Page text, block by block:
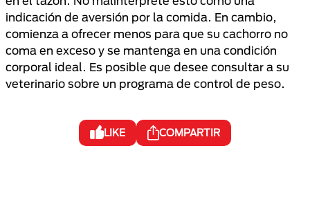
indicación de aversión por la comida. En cambio,
comienza a ofrecer menos para que su cachorro no
coma en exceso y se mantenga en una condición
corporal ideal. Es posible que desee consultar a su
veterinario sobre un programa de control de peso.
LIKE COMPARTIR